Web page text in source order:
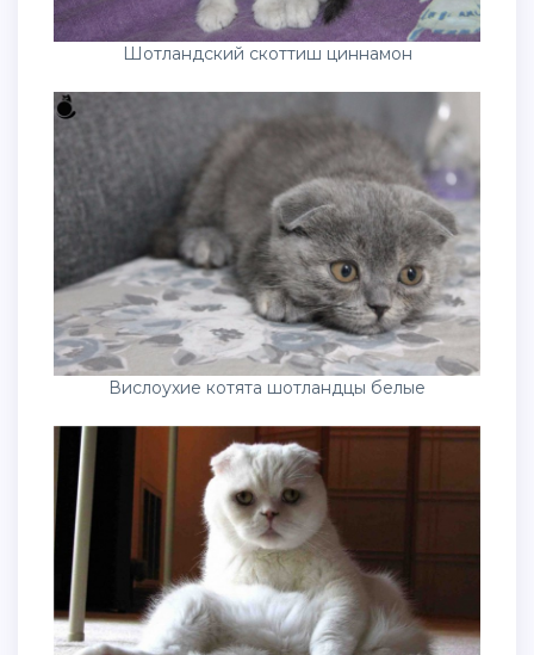
Шотландский скоттиш циннамон
Вислоухие котята шотландцы белые